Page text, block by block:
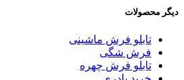
دیگر محصولات
تابلو فرش ماشینی
فرش شگی
تابلو فرش چهره